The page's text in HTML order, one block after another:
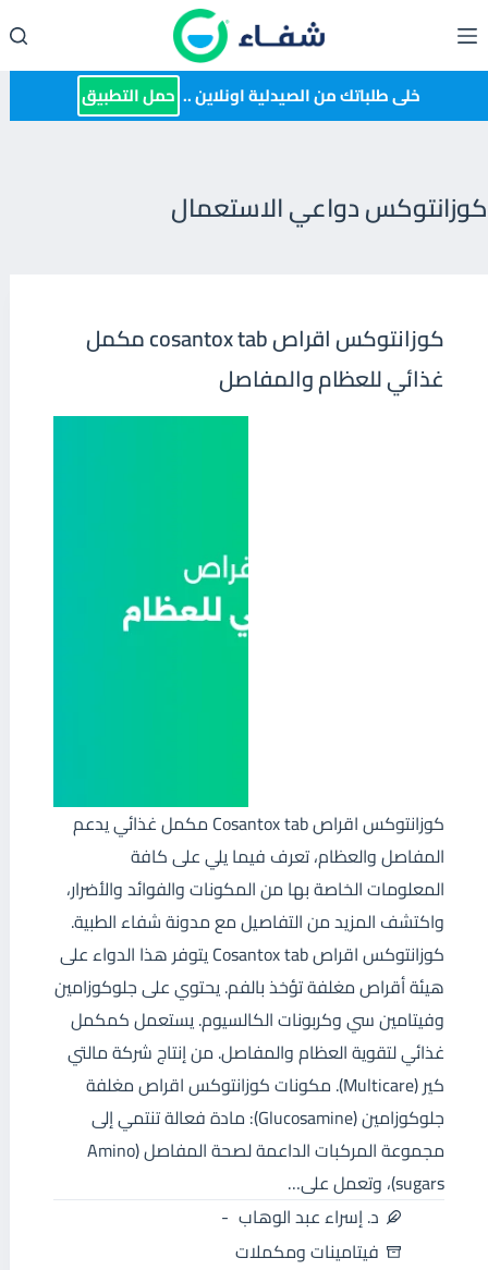
إلى
المحتوى خلى طلباتك من الصيدلية اونلاين .. حمل التطبيق
كوزانتوكس دواعي الاستعمال
كوزانتوكس اقراص cosantox tab مكمل
غذائي للعظام والمفاصل
كوزانتوكس اقراص Cosantox tab مكمل غذائي يدعم
المفاصل والعظام، تعرف فيما يلي على كافة
المعلومات الخاصة بها من المكونات والفوائد والأضرار،
واكتشف المزيد من التفاصيل مع مدونة شفاء الطبية.
كوزانتوكس اقراص Cosantox tab يتوفر هذا الدواء على
هيئة أقراص مغلفة تؤخذ بالفم. يحتوي على جلوكوزامين
وفيتامين سي وكربونات الكالسيوم. يستعمل كمكمل
غذائي لتقوية العظام والمفاصل. من إنتاج شركة مالتي
كير (Multicare). مكونات كوزانتوكس اقراص مغلفة
جلوكوزامين (Glucosamine): مادة فعالة تنتمي إلى
مجموعة المركبات الداعمة لصحة المفاصل (Amino
sugars)، وتعمل على…
د. إسراء عبد الوهاب
فيتامينات ومكملات